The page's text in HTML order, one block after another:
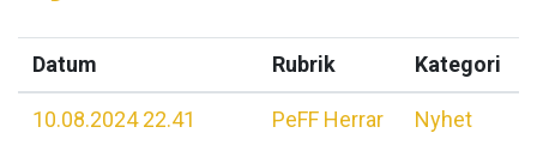
Datum Rubrik Kategori
10.08.2024 22.41 PeFF Herrar Nyhet